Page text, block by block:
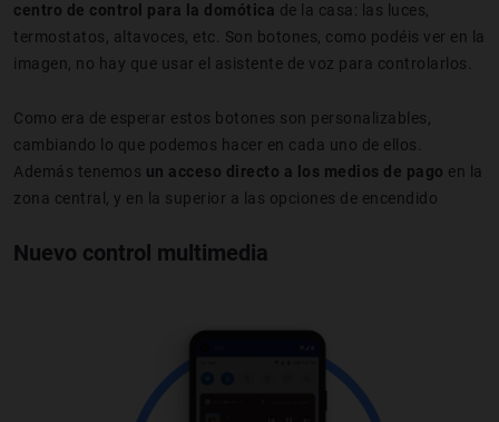
centro de control para la domótica de la casa: las luces,
termostatos, altavoces, etc. Son botones, como podéis ver en la
imagen, no hay que usar el asistente de voz para controlarlos.
Como era de esperar estos botones son personalizables,
cambiando lo que podemos hacer en cada uno de ellos.
Además tenemos un acceso directo a los medios de pago en la
zona central, y en la superior a las opciones de encendido
Nuevo control multimedia